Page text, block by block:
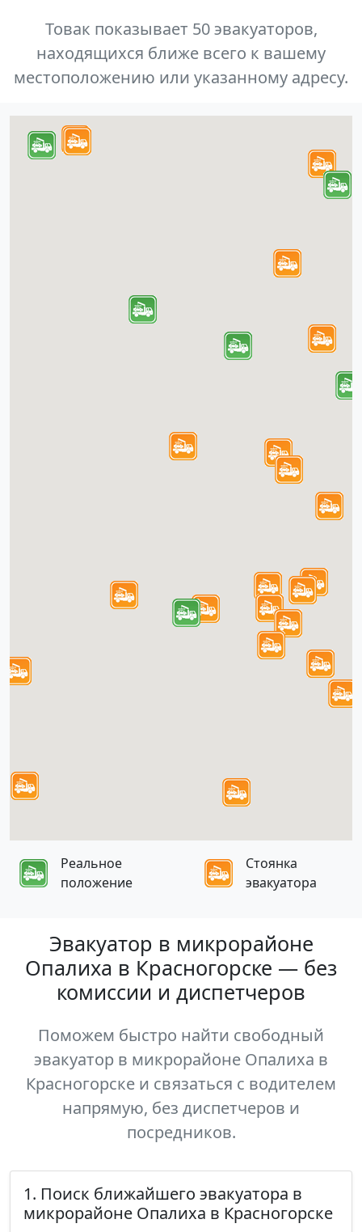
Товак показывает 50 эвакуаторов,
находящихся ближе всего к вашему
местоположению или указанному адресу.
Реальное
положение
Стоянка
эвакуатора
Эвакуатор в микрорайоне
Опалиха в Красногорске — без
комиссии и диспетчеров
Поможем быстро найти свободный
эвакуатор в микрорайоне Опалиха в
Красногорске и связаться с водителем
напрямую, без диспетчеров и
посредников.
1. Поиск ближайшего эвакуатора в
микрорайоне Опалиха в Красногорске